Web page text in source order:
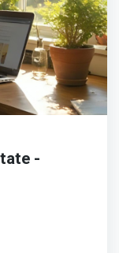
-
În ADN-ul